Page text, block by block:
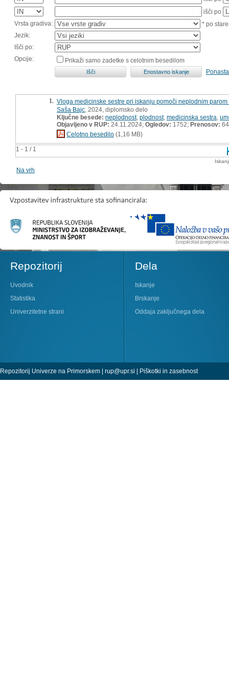
išči po
Vrsta gradiva:
* po
Jezik:
Išči po:
Opcije:
Prikaži samo zadetke s celotnim besedilom
1 - 1 / 1
1. Vloga medicinske sestre pri iskanju pomoči neplodnim
Saša Bajc , 2024, diplomsko delo
Ključne besede: neplodnost, plodnost, medicinska sestra
Objavljeno v RUP: 24.11.2024; Ogledov: 1752; Prenosov: 64
Celotno besedilo (1,16 MB)
Na vrh
Repozitorij
Uvodnik
Statistika
Univerzitetne strani
Dela
Iskanje
Brskanje
Oddaja zaključnega dela
Repozitorij Univerze na Primorskem | rup@upr.si | Piškotki in zasebnost